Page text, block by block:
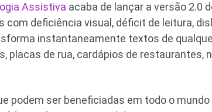
Assistiva acaba de lançar a versão 2.0
com deficiência visual, déficit de leitura,
instantaneamente textos de
placas de rua, cardápios de restaurantes,
podem ser beneficiadas em todo o